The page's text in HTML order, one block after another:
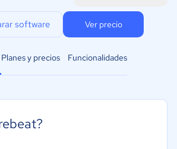
software Ver precio
Planes y precios Funcionalidades